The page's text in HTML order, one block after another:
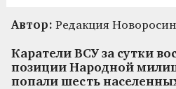
Автор: Редакция
Каратели ВСУ за сутки
позиции Народной
попали шесть